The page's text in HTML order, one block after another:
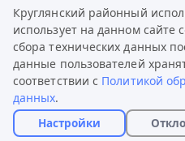
РАЗРАБОТКА:
ЦВР
Круглянский районный
использует на данном сайте
сбора технических данных
данные пользователей
соответствии с Политикой
данных.
Настройки